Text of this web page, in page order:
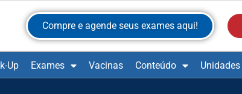
Compre e agende seus exames aqui!
Up Exames Vacinas Conteúdo Unidades